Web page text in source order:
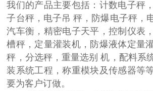
我们的产品主要包括：计数电子秤
子台秤，电子吊 秤，防爆电子秤，
汽车衡，精密电子天平，控制仪表
槽秤，定量灌装机，防爆液体定量
秤，分选秤，重量选别 机，配料系
装系统工程，称重模块及传感器等
要为客户订做。